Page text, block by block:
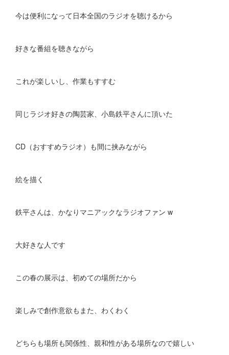
今は便利になって日本全国のラジオを聴けるから
好きな番組を聴きながら
これが楽しいし、作業もすすむ
同じラジオ好きの陶芸家、小島鉄平さんに頂いた
CD（おすすめラジオ）も間に挟みながら
絵を描く
鉄平さんは、かなりマニアックなラジオファン w
大好きな人です
この春の展示は、初めての場所だから
楽しみで創作意欲もまた、わくわく
どちらも場所も関係性、親和性がある場所なので嬉しい